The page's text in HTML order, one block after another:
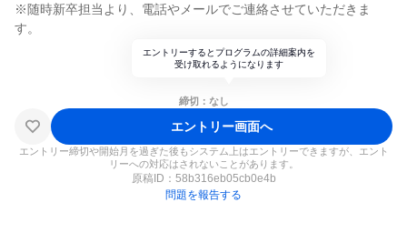
※随時新卒担当より、電話やメールでご連絡させていただきま
す。
エントリーするとプログラムの詳細案内を
受け取れるようになります
締切：なし
エントリー画面へ
エントリー締切や開始月を過ぎた後もシステム上はエントリーできますが、エント
リーへの対応はされないことがあります。
原稿ID： 58b316eb05cb0e4b
問題を報告する